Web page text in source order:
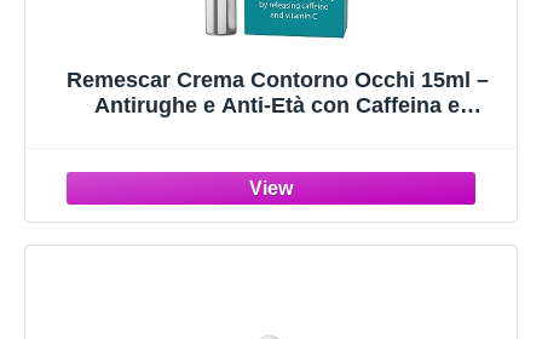
Remescar Crema Contorno Occhi 15ml –
Antirughe e Anti-Età con Caffeina e
Illumina la Pelle